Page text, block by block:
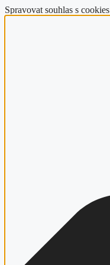
Spravovat souhlas s cookies